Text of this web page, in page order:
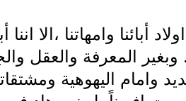
أبائنا وامهاتنا ،الا
وبغير المعرفة والعقل
وامام اليهوهية